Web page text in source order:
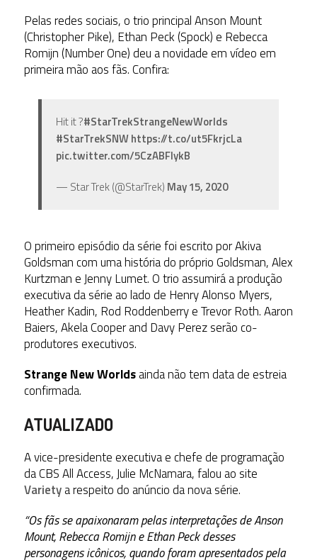
Pelas redes sociais, o trio principal Anson Mount
(Christopher Pike), Ethan Peck (Spock) e Rebecca
Romijn (Number One) deu a novidade em vídeo em
primeira mão aos fãs. Confira:
Hit it ?#StarTrekStrangeNewWorlds
#StarTrekSNWhttps://t.co/ut5FkrjcLa
pic.twitter.com/5CzABFlykB
— Star Trek (@StarTrek) May 15, 2020
O primeiro episódio da série foi escrito por Akiva
Goldsman com uma história do próprio Goldsman, Alex
Kurtzman e Jenny Lumet. O trio assumirá a produção
executiva da série ao lado de Henry Alonso Myers,
Heather Kadin, Rod Roddenberry e Trevor Roth. Aaron
Baiers, Akela Cooper and Davy Perez serão co-
produtores executivos.
Strange New Worldsainda não tem data de estreia
confirmada.
ATUALIZADO
A vice-presidente executiva e chefe de programação
da CBS All Access, Julie McNamara, falou ao site
Varietya respeito do anúncio da nova série.
“Os fãs se apaixonaram pelas interpretações de Anson
Mount, Rebecca Romijn e Ethan Peck desses
personagens icônicos, quando foram apresentados pela